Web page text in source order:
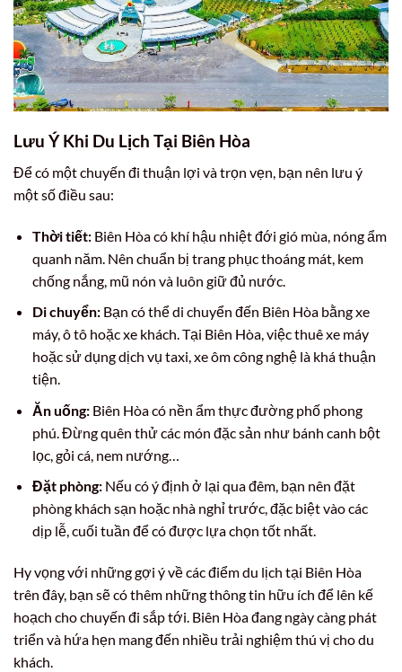
Lưu Ý Khi Du Lịch Tại Biên Hòa
Để có một chuyến đi thuận lợi và trọn vẹn, bạn nên lưu ý
một số điều sau:
Thời tiết:Biên Hòa có khí hậu nhiệt đới gió mùa, nóng ẩm
quanh năm. Nên chuẩn bị trang phục thoáng mát, kem
chống nắng, mũ nón và luôn giữ đủ nước.
Di chuyển:Bạn có thể di chuyển đến Biên Hòa bằng xe
máy, ô tô hoặc xe khách. Tại Biên Hòa, việc thuê xe máy
hoặc sử dụng dịch vụ taxi, xe ôm công nghệ là khá thuận
tiện.
Ăn uống:Biên Hòa có nền ẩm thực đường phố phong
phú. Đừng quên thử các món đặc sản như bánh canh bột
lọc, gỏi cá, nem nướng…
Đặt phòng:Nếu có ý định ở lại qua đêm, bạn nên đặt
phòng khách sạn hoặc nhà nghỉ trước, đặc biệt vào các
dịp lễ, cuối tuần để có được lựa chọn tốt nhất.
Hy vọng với những gợi ý về các điểm du lịch tại Biên Hòa
trên đây, bạn sẽ có thêm những thông tin hữu ích để lên kế
hoạch cho chuyến đi sắp tới. Biên Hòa đang ngày càng phát
triển và hứa hẹn mang đến nhiều trải nghiệm thú vị cho du
khách.